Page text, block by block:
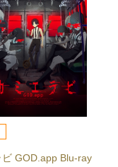
ビ GOD.app Blu-ray